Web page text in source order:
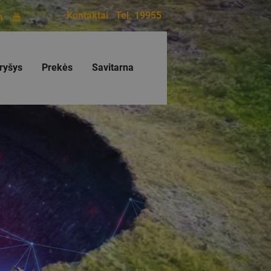
Kontaktai Tel. 19955
Prekės Savitarna